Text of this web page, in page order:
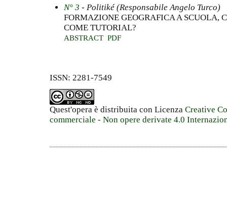
N° 3 - Politiké (Responsabile Angelo Turco)
FORMAZIONE GEOGRAFICA A
COME TUTORIAL?
ABSTRACT PDF
ISSN: 2281-7549
Quest'opera è distribuita con Licenza Creative
commerciale - Non opere derivate 4.0